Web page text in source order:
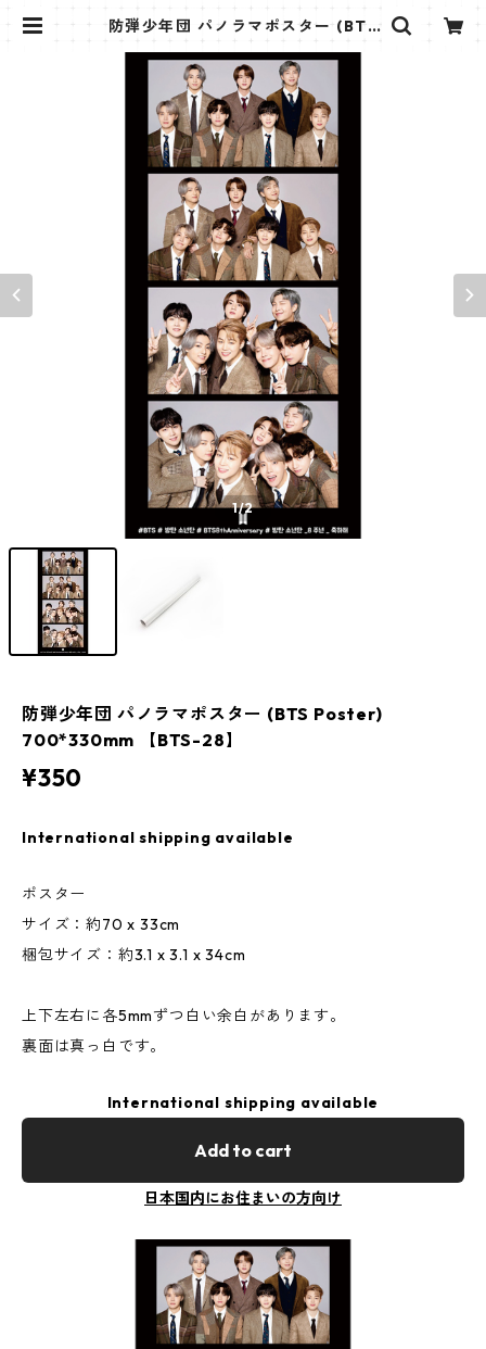
防弾少年団 パノラマポスター (BTS
8】 | K STAR PLUS
1/2
防弾少年団 パノラマポスター (BTS Poster)
700*330mm 【BTS-28】
¥350
International shipping available
ポスター
サイズ：約70 x 33cm
梱包サイズ：約3.1 x 3.1 x 34cm
上下左右に各5mmずつ白い余白があります。
裏面は真っ白です。
International shipping available
Add to cart
日本国内にお住まいの方向け